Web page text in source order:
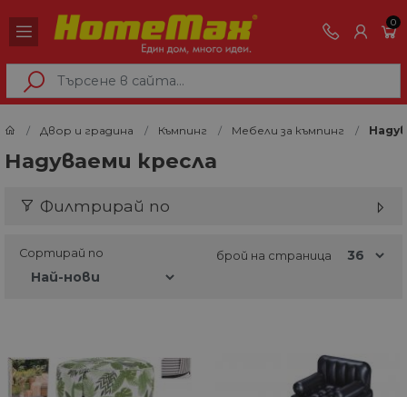
0
Двор и градина Къмпинг Мебели за къмпинг
Надуваеми кресла
Филтрирай по
Сортирай по брой на страница